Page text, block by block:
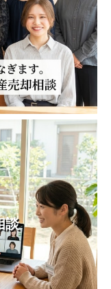
談